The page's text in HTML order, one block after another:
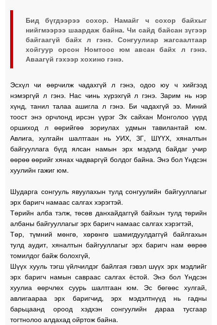
Бид бүгдээрээ сохор. Намайг ч сохор байхыг
нийгмээрээ шаардаж байна. Чи сайд байсан зүгээр
байгаагүй байх л гэнэ. Сонгуулиар жагсаалтаар
хойгуур орсон Номтоос юм авсан байх л гэнэ.
Аваагүй гэхээр хохино гэнэ.
Эсхүл чи өөрчилж чадахгүй л гэнэ, одоо юу ч хийгээд
нэмэргүй л гэнэ. Нас чинь хүрэхгүй л гэнэ. Зарим нь нэр
хүнд, танил талаа ашигла л гэнэ. Би чадахгүй ээ. Миний
тоост энэ орчлонд ирсэн үүрэг Эх сайхан Монголоо үүрд
оршиход л өөрийгөө зориулах удмын тавилантай юм.
Авлига, хулгайн шалтгаан нь УИХ, ЗГ, ШҮҮХ, хяналтын
байгууллага бүгд ялсан намын эрх мэдэлд байдаг учир
өөрөө өөрийг хянах чадваргүй болдог байна. Энэ бол Үндсэн
хуулийн гажиг юм.
Шударга сонгууль явуулахын тулд сонгуулийн байгууллагыг
эрх баригч намаас салгах хэрэгтэй.
Төрийн алба тэлж, төсөв данхайдаггүй байхын тулд төрийн
албаны байгууллагыг эрх баригч намаас салгах хэрэгтэй,
Төр, түмний мөнгө, хөрөнгө шамигдуулдаггүй байлгахын
тулд аудит, хяналтын байгууллагыг эрх баригч нам өөрөө
томилдог байж болохгүй,
Шүүх хууль тэгш үйлчилдэг байлгая гэвэл шүүх эрх мэдлийг
эрх баригч намын савраас салгах ёстой. Энэ бол Үндсэн
хуулиа өөрчлөх суурь шалтгаан юм. Эс бөгөөс хулгай,
авлигаараа эрх баригчид, эрх мэдэлтнүүд нь гадны
барьцаанд ороод хэдхэн сонгуулийн дараа тусгаар
тогтнолоо алдахад ойртож байна.